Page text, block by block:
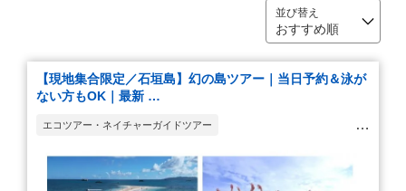
【現地集合限定／石垣島】幻の島ツアー｜当日予約＆泳が
ない方もOK｜最新 …
エコツアー・ネイチャーガイドツアー
シュノーケリング(スノーケリング) フォトプラン